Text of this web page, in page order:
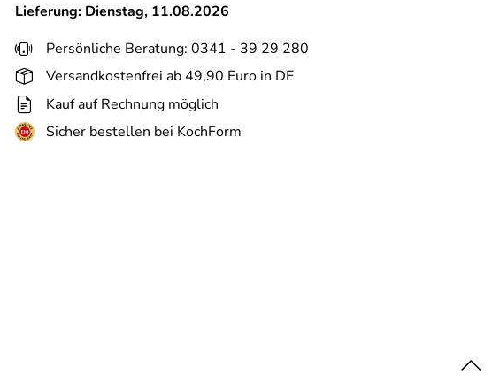
Lieferung: Dienstag, 11.08.2026
Persönliche Beratung: 0341 - 39 29 280
Versandkostenfrei ab 49,90 Euro in DE
Kauf auf Rechnung möglich
Sicher bestellen bei KochForm